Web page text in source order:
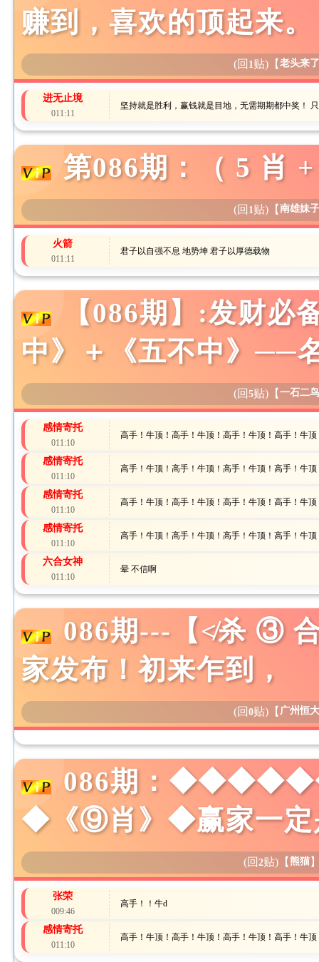
赚到，喜欢的顶起来。
(回 1贴)【 老头来了
进无止境
011:11
坚持就是胜利，赢钱就是目地，无需期期都中奖！
第086期：（ 5 肖
(回 1贴)【 南雄妹子
火箭
011:11
君子以自强不息 地势坤 君子以厚德载物
【086期】:发财
中》＋《五不中》──
(回 5贴)【 一石二鸟
感情寄托
011:10
高手！牛顶！高手！牛顶！高手！牛顶！高手！牛顶
感情寄托
011:10
高手！牛顶！高手！牛顶！高手！牛顶！高手！牛顶
感情寄托
011:10
高手！牛顶！高手！牛顶！高手！牛顶！高手！牛顶
感情寄托
011:10
高手！牛顶！高手！牛顶！高手！牛顶！高手！牛顶
六合女神
011:10
晕 不信啊
086期---【≮杀 ③
家发布！初来乍到，
(回0贴) 【广州恒
086期：
◆《⑨肖》◆赢家一定
(回 2贴)【 熊猫
张荣
009:46
高手！！牛d
感情寄托
011:10
高手！牛顶！高手！牛顶！高手！牛顶！高手！牛顶